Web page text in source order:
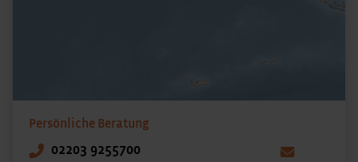
Persönliche Beratung
02203 9255700